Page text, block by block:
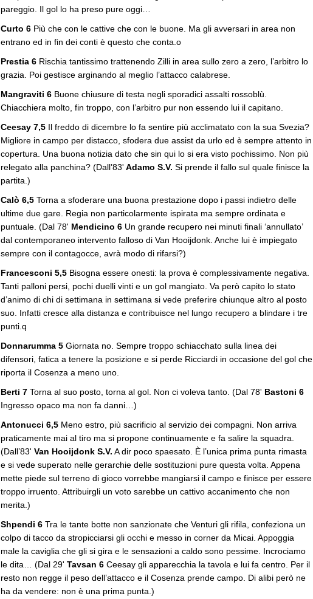
pareggio. Il gol lo ha preso pure oggi…
Curto 6 Più che con le cattive che con le buone. Ma gli avversari in area non
entrano ed in fin dei conti è questo che conta.o
Prestia 6 Rischia tantissimo trattenendo Zilli in area sullo zero a zero, l’arbitro lo
grazia. Poi gestisce arginando al meglio l’attacco calabrese.
Mangraviti 6 Buone chiusure di testa negli sporadici assalti rossoblù.
Chiacchiera molto, fin troppo, con l’arbitro pur non essendo lui il capitano.
Ceesay 7,5 Il freddo di dicembre lo fa sentire più acclimatato con la sua Svezia?
Migliore in campo per distacco, sfodera due assist da urlo ed è sempre attento in
copertura. Una buona notizia dato che sin qui lo si era visto pochissimo. Non più
relegato alla panchina? (Dall’83' Adamo S.V. Si prende il fallo sul quale finisce la
partita.)
Calò 6,5 Torna a sfoderare una buona prestazione dopo i passi indietro delle
ultime due gare. Regia non particolarmente ispirata ma sempre ordinata e
puntuale. (Dal 78' Mendicino 6 Un grande recupero nei minuti finali ‘annullato’
dal contemporaneo intervento falloso di Van Hooijdonk. Anche lui è impiegato
sempre con il contagocce, avrà modo di rifarsi?)
Francesconi 5,5 Bisogna essere onesti: la prova è complessivamente negativa.
Tanti palloni persi, pochi duelli vinti e un gol mangiato. Va però capito lo stato
d’animo di chi di settimana in settimana si vede preferire chiunque altro al posto
suo. Infatti cresce alla distanza e contribuisce nel lungo recupero a blindare i tre
punti.q
Donnarumma 5 Giornata no. Sempre troppo schiacchato sulla linea dei
difensori, fatica a tenere la posizione e si perde Ricciardi in occasione del gol che
riporta il Cosenza a meno uno.
Berti 7 Torna al suo posto, torna al gol. Non ci voleva tanto. (Dal 78' Bastoni 6
Ingresso opaco ma non fa danni…)
Antonucci 6,5 Meno estro, più sacrificio al servizio dei compagni. Non arriva
praticamente mai al tiro ma si propone continuamente e fa salire la squadra.
(Dall’83' Van Hooijdonk S.V. A dir poco spaesato. È l’unica prima punta rimasta
e si vede superato nelle gerarchie delle sostituzioni pure questa volta. Appena
mette piede sul terreno di gioco vorrebbe mangiarsi il campo e finisce per essere
troppo irruento. Attribuirgli un voto sarebbe un cattivo accanimento che non
merita.)
Shpendi 6 Tra le tante botte non sanzionate che Venturi gli rifila, confeziona un
colpo di tacco da stropicciarsi gli occhi e messo in corner da Micai. Appoggia
male la caviglia che gli si gira e le sensazioni a caldo sono pessime. Incrociamo
le dita… (Dal 29' Tavsan 6 Ceesay gli apparecchia la tavola e lui fa centro. Per il
resto non regge il peso dell’attacco e il Cosenza prende campo. Di alibi però ne
ha da vendere: non è una prima punta.)